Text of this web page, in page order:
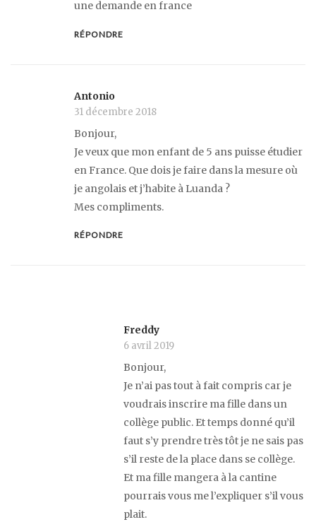
une demande en france
RÉPONDRE
Antonio
31 décembre 2018
Bonjour,
Je veux que mon enfant de 5 ans puisse étudier
en France. Que dois je faire dans la mesure où
je angolais et j’habite à Luanda ?
Mes compliments.
RÉPONDRE
Freddy
6 avril 2019
Bonjour,
Je n’ai pas tout à fait compris car je
voudrais inscrire ma fille dans un
collège public. Et temps donné qu’il
faut s’y prendre très tôt je ne sais pas
s’il reste de la place dans se collège.
Et ma fille mangera à la cantine
pourrais vous me l’expliquer s’il vous
plait.